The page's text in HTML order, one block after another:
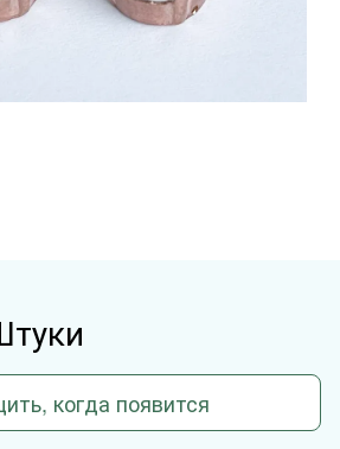
когда появится